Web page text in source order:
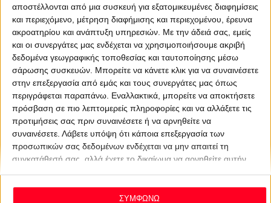
αποστέλλονται από μια συσκευή για εξατομικευμένες διαφημίσεις
και περιεχόμενο, μέτρηση διαφήμισης και περιεχομένου, έρευνα
ακροατηρίου και ανάπτυξη υπηρεσιών. Με την άδειά σας, εμείς
και οι συνεργάτες μας ενδέχεται να χρησιμοποιήσουμε ακριβή
δεδομένα γεωγραφικής τοποθεσίας και ταυτοποίησης μέσω
σάρωσης συσκευών. Μπορείτε να κάνετε κλικ για να συναινέσετε
στην επεξεργασία από εμάς και τους συνεργάτες μας όπως
περιγράφεται παραπάνω. Εναλλακτικά, μπορείτε να αποκτήσετε
πρόσβαση σε πιο λεπτομερείς πληροφορίες και να αλλάξετε τις
προτιμήσεις σας πριν συναινέσετε ή να αρνηθείτε να
συναινέσετε. Λάβετε υπόψη ότι κάποια επεξεργασία των
προσωπικών σας δεδομένων ενδέχεται να μην απαιτεί τη
συγκατάθεσή σας, αλλά έχετε το δικαίωμα να αρνηθείτε αυτήν
ανακαλέσετε τη συγκατάθεσή σας ανά πάσα στιγμή
ΣΥΜΦΩΝΩ
Designed & developed byporcupine colors&Fotis Alexandrou